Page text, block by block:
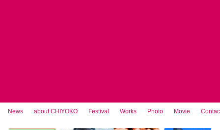
News about CHIYOKO Festival Works Photo Movie